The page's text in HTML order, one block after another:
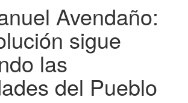
Avendaño:
sigue
las
del Pueblo